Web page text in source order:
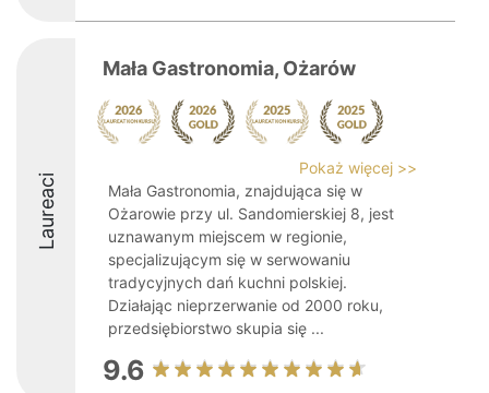
Laureaci
Mała Gastronomia, Ożarów
Pokaż więcej >>
Mała Gastronomia, znajdująca się w
Ożarowie przy ul. Sandomierskiej 8, jest
uznawanym miejscem w regionie,
specjalizującym się w serwowaniu
tradycyjnych dań kuchni polskiej.
Działając nieprzerwanie od 2000 roku,
przedsiębiorstwo skupia się ...
9.6